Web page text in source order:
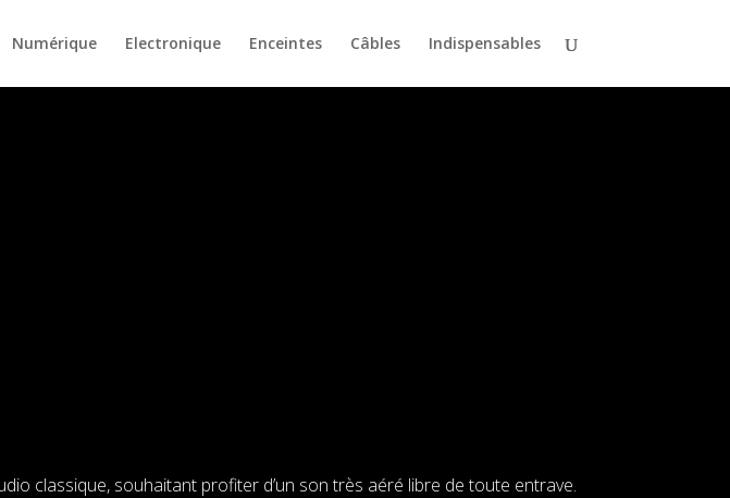
Numérique Electronique Enceintes Câbles Indispensables
classique, souhaitant profiter d’un son très aéré libre de toute entrave.